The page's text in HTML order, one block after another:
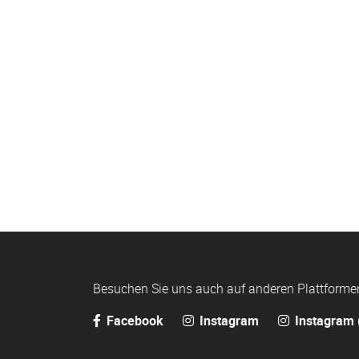
Besuchen Sie uns auch auf anderen
Facebook
Instagram Instagram